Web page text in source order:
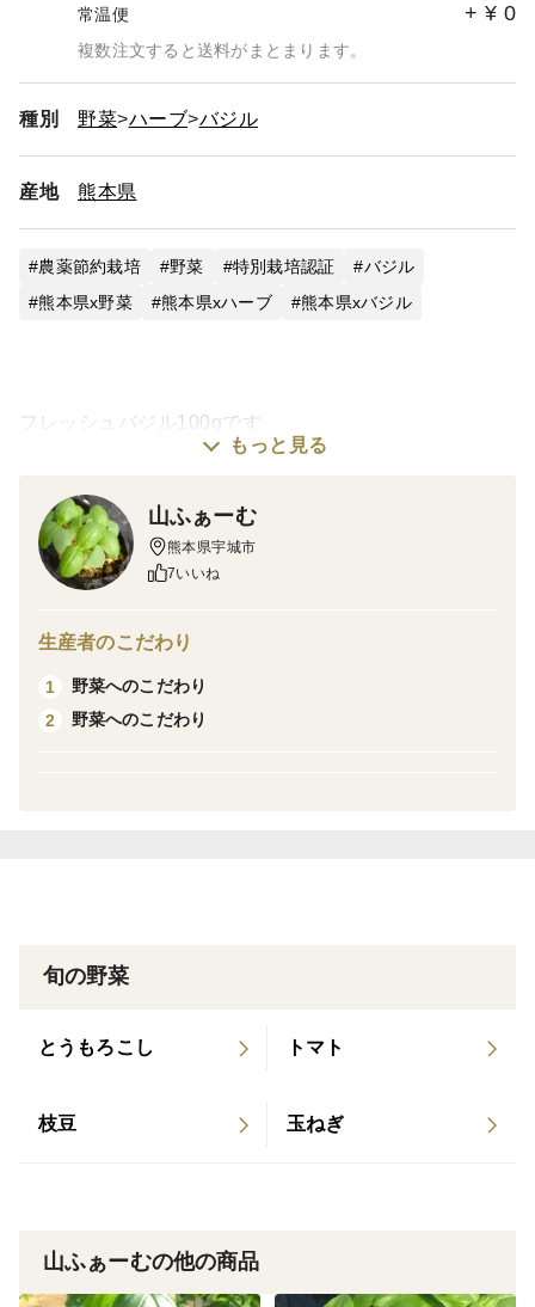
常温便 + ¥ 0
複数注文すると送料がまとまります。
種別 野菜 ハーブ バジル
産地 熊本県
農薬節約栽培 野菜 特別栽培認証
バジル
熊本県x野菜
熊本県xハーブ 熊本県xバジル
フレッシュバジル100gです
ハウスで育った
葉がやわらかく 香りが強い
自慢のバジルです！
フレッシュなまま お届けします
※配送に２日以上かかる場合には
もっと見る
山ふぁーむ
熊本県宇城市
7いいね
生産者のこだわり
1
野菜へのこだわり
2
野菜へのこだわり
旬の野菜
とうもろこし トマト
枝豆 玉ねぎ
山ふぁーむの他の商品